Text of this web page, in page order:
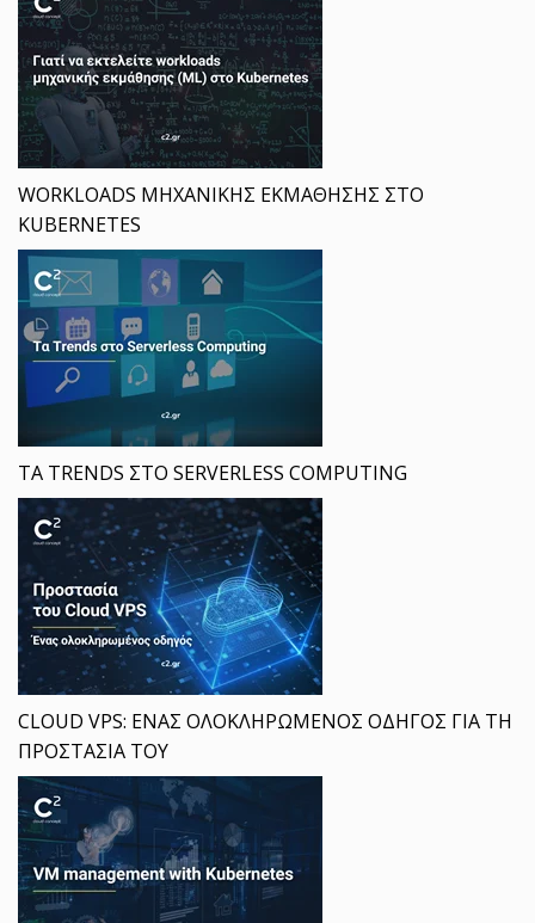
WORKLOADS ΜΗΧΑΝΙΚΗΣ ΕΚΜΑΘΗΣΗΣ ΣΤΟ
KUBERNETES
ΤΑ TRENDS ΣΤΟ SERVERLESS COMPUTING
CLOUD VPS: ΕΝΑΣ ΟΛΟΚΛΗΡΩΜΕΝΟΣ ΟΔΗΓΟΣ ΓΙΑ ΤΗ
ΠΡΟΣΤΑΣΙΑ ΤΟΥ